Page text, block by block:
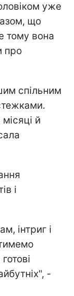
уже
що
тому вона
про
спільним
й
і
інтриг і
-